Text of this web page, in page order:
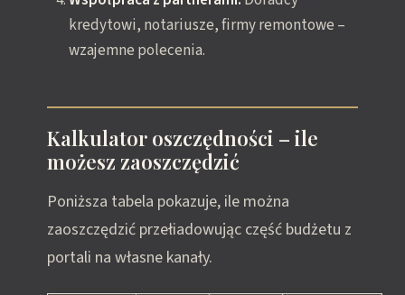
kredytowi, notariusze, firmy remontowe –
wzajemne polecenia.
Kalkulator oszczędności – ile
możesz zaoszczędzić
Poniższa tabela pokazuje, ile można
zaoszczędzić przełiadowując część budżetu z
portali na własne kanały.